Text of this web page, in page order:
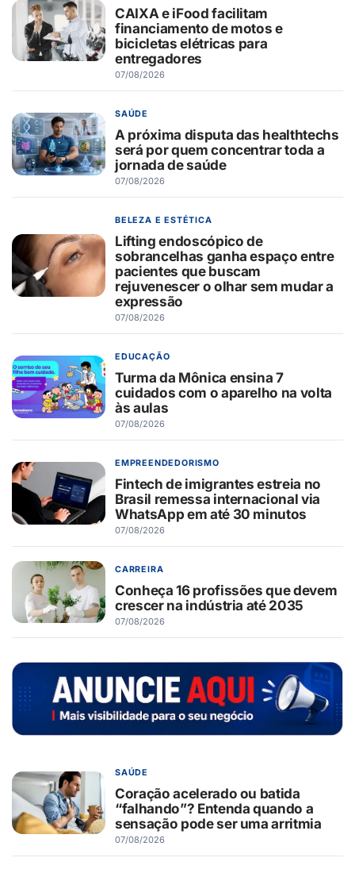
CAIXA e iFood facilitam
financiamento de motos e
bicicletas elétricas para
entregadores
07/08/2026
SAÚDE
A próxima disputa das healthtechs
será por quem concentrar toda a
jornada de saúde
07/08/2026
BELEZA E ESTÉTICA
Lifting endoscópico de
sobrancelhas ganha espaço entre
pacientes que buscam
rejuvenescer o olhar sem mudar a
expressão
07/08/2026
EDUCAÇÃO
Turma da Mônica ensina 7
cuidados com o aparelho na volta
às aulas
07/08/2026
EMPREENDEDORISMO
Fintech de imigrantes estreia no
Brasil remessa internacional via
WhatsApp em até 30 minutos
07/08/2026
CARREIRA
Conheça 16 profissões que devem
crescer na indústria até 2035
07/08/2026
SAÚDE
Coração acelerado ou batida
“falhando”? Entenda quando a
sensação pode ser uma arritmia
07/08/2026